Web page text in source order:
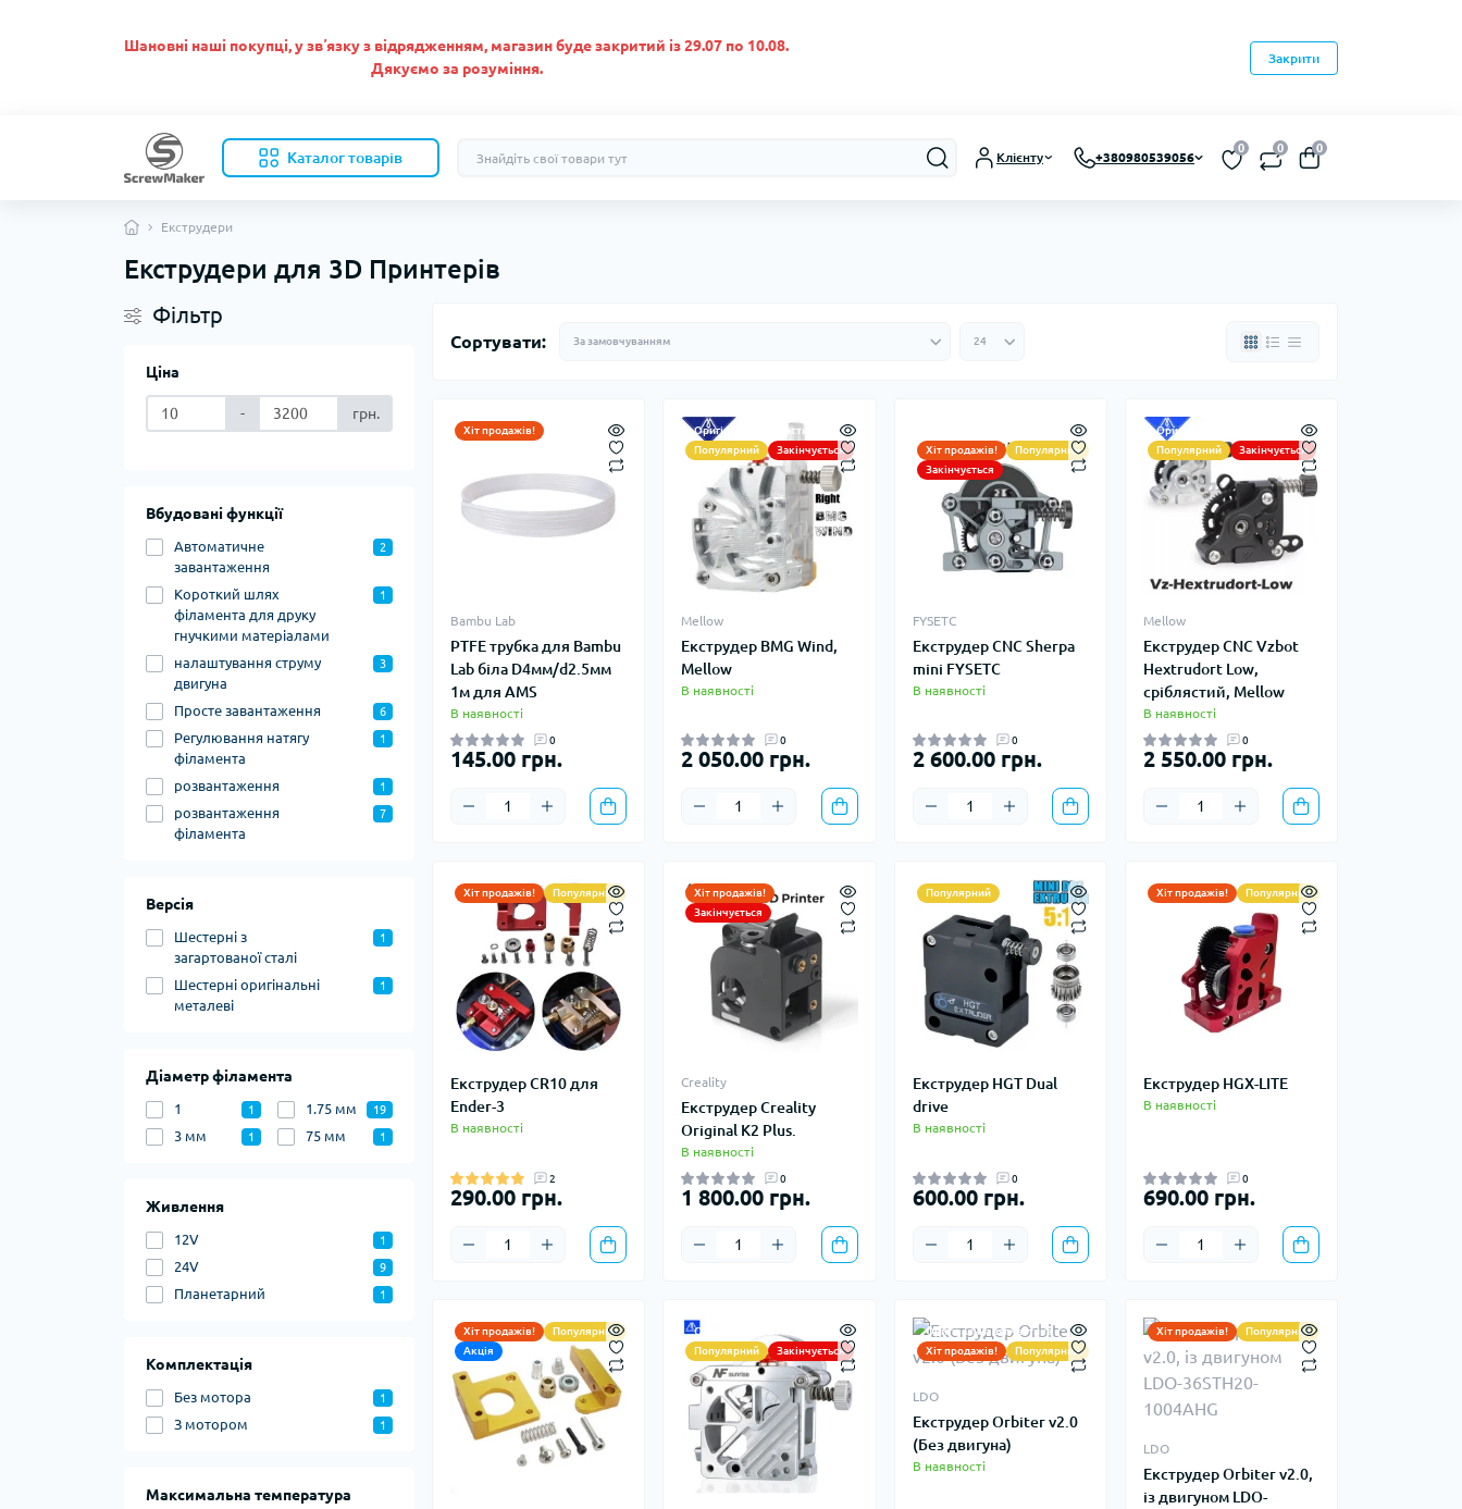
Шановні наші покупці, у звʼязку з відрядженням, магазин буде закритий із 29.07 по 10.08.
Дякуємо за розуміння.
Закрити
Каталог товарів Клієнту +380980539056
0 0 0
Екструдери
Екструдери для 3D Принтерів
Фільтр
Ціна
- грн.
Вбудовані функції
Автоматичне
завантаження
2
Короткий шлях
філамента для друку
гнучкими матеріалами
1
налаштування струму
двигуна
3
Просте завантаження 6
Регулювання натягу
філамента
1
розвантаження 1
розвантаження
філамента
7
Версія
Шестерні з
загартованої сталі
1
Шестерні оригінальні
металеві
1
Діаметр філамента
1 1 1.75 мм 19
3 мм 1 75 мм 1
Живлення
12V 1
24V 9
Планетарний 1
Комплектація
Без мотора 1
З мотором 1
Максимальна температура
Сортувати:
Хіт продажів!
Bambu Lab
PTFE трубка для Bambu
Lab білa D4мм/d2.5мм
1м для AMS
В наявності
0
145.00 грн.
Оригінальна запчастина
Популярний
Закінчується
Mellow
Екструдер BMG Wind,
Mellow
В наявності
0
2 050.00 грн.
Хіт продажів!
Популярний
Закінчується
FYSETC
Екструдер CNC Sherpa
mini FYSETC
В наявності
0
2 600.00 грн.
Оригінальна запчастина
Популярний
Закінчується
Mellow
Екструдер CNC Vzbot
Hextrudort Low,
сріблястий, Mellow
В наявності
0
2 550.00 грн.
Хіт продажів! Популярний
Екструдер CR10 для
Ender-3
В наявності
2
290.00 грн.
Хіт продажів!
Закінчується
Creality
Екструдер Creality
Original K2 Plus.
В наявності
0
1 800.00 грн.
Популярний
Екструдер HGT Dual
drive
В наявності
0
600.00 грн.
Хіт продажів! Популярний
Екструдер HGX-LITE
В наявності
0
690.00 грн.
Хіт продажів!
Популярний
Акція
Оригінальна запчастина
Популярний
Закінчується
Оригінальна запчастина
Хіт продажів!
Популярний
LDO
Екструдер Orbiter v2.0
(Без двигуна)
В наявності
Хіт продажів! Популярний
LDO
Екструдер Orbiter v2.0,
із двигуном LDO-